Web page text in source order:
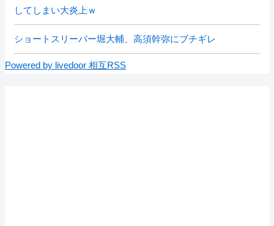
してしまい大炎上ｗ
ショートスリーパー堀大輔、高須幹弥にブチギレ
Powered by livedoor 相互RSS